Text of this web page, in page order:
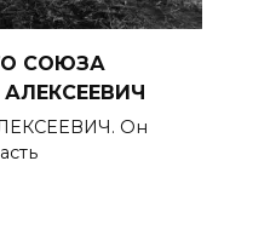
СОЮЗА
Он